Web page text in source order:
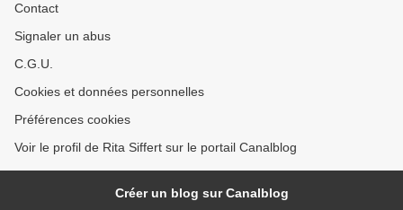
Contact
Signaler un abus
C.G.U.
Cookies et données personnelles
Préférences cookies
Voir le profil de Rita Siffert sur le portail Canalblog
Créer un blog sur Canalblog